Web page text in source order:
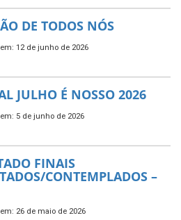
DE TODOS NÓS
12 de junho de 2026
JULHO É NOSSO 2026
5 de junho de 2026
FINAIS
CONTEMPLADOS –
26 de maio de 2026